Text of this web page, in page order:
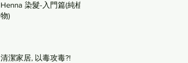
Henna 染髮-入門篇(純植
物)
清潔家居, 以毒攻毒?!